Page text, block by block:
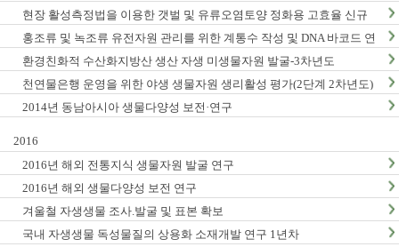
현장 활성측정법을 이용한 갯벌 및 유류오염토양 정화용 고효율 신규
미생물자원 발굴-3차년도
홍조류 및 녹조류 유전자원 관리를 위한 계통수 작성 및 DNA 바코드 연
구 2단계 1차년도
환경친화적 수산화지방산 생산 자생 미생물자원 발굴-3차년도
천연물은행 운영을 위한 야생 생물자원 생리활성 평가(2단계 2차년도)
2014년 동남아시아 생물다양성 보전·연구
2016
2016년 해외 전통지식 생물자원 발굴 연구
2016년 해외 생물다양성 보전 연구
겨울철 자생생물 조사.발굴 및 표본 확보
국내 자생생물 독성물질의 상용화 소재개발 연구 1년차